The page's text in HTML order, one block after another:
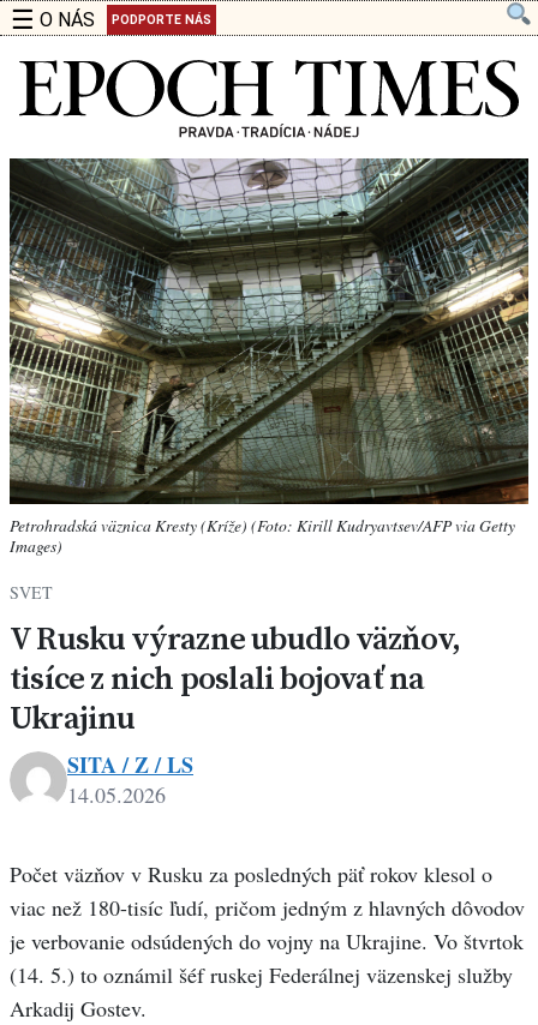
☰ O NÁS PODPORTE NÁS
Petrohradská väznica Kresty (Kríže) (Foto: Kirill Kudryavtsev/AFP via Getty
Images)
SVET
V Rusku výrazne ubudlo väzňov,
tisíce z nich poslali bojovať na
Ukrajinu
SITA / Z / LS
14.05.2026
Počet väzňov v Rusku za posledných päť rokov klesol o
viac než 180-tisíc ľudí, pričom jedným z hlavných dôvodov
je verbovanie odsúdených do vojny na Ukrajine. Vo štvrtok
(14. 5.) to oznámil šéf ruskej Federálnej väzenskej služby
Arkadij Gostev.